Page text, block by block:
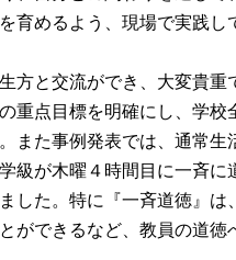
めるよう、現場で実践し
方と交流ができ、大変貴重
重点目標を明確にし、学校
また事例発表では、通常生
級が木曜４時間目に一斉に
した。特に『一斉道徳』は
ができるなど、教員の道徳